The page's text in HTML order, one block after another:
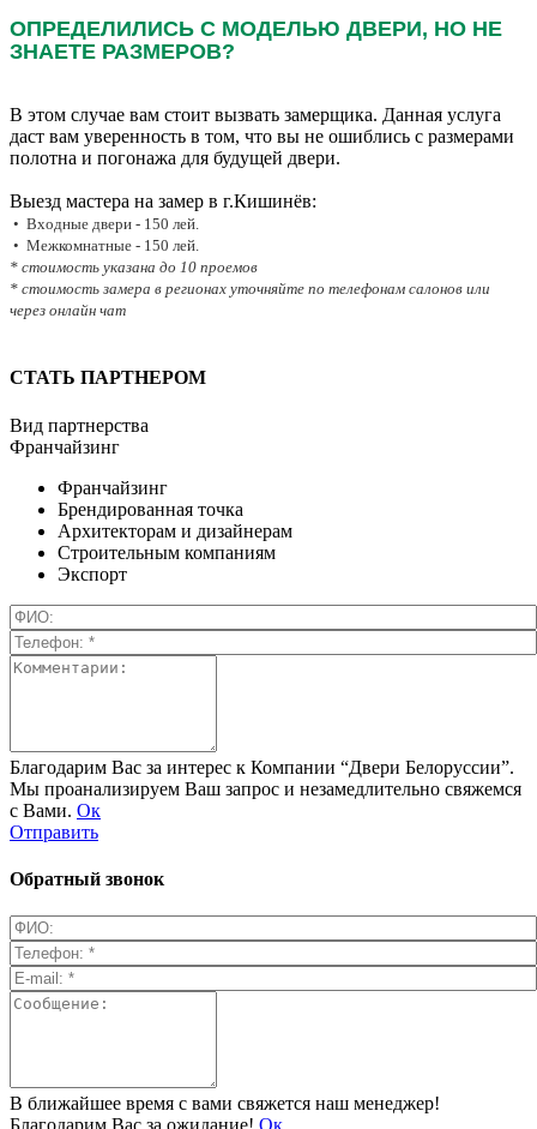
ОПРЕДЕЛИЛИСЬ С МОДЕЛЬЮ ДВЕРИ, НО НЕ
ЗНАЕТЕ РАЗМЕРОВ?
В этом случае вам стоит вызвать замерщика. Данная услуга
даст вам уверенность в том, что вы не ошиблись с размерами
полотна и погонажа для будущей двери.
Выезд мастера на замер в г.Кишинёв:
• Входные двери - 150 лей.
• Межкомнатные - 150 лей.
* стоимость указана до 10 проемов
* стоимость замера в регионах уточняйте по телефонам салонов или
через онлайн чат
СТАТЬ ПАРТНЕРОМ
Вид партнерства
Франчайзинг
Франчайзинг
Брендированная точка
Архитекторам и дизайнерам
Строительным компаниям
Экспорт
Благодарим Вас за интерес к Компании “Двери Белоруссии”.
Мы проанализируем Ваш запрос и незамедлительно свяжемся
с Вами. Ок
Отправить
Обратный звонок
В ближайшее время с вами свяжется наш менеджер!